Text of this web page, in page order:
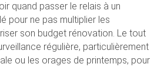
quand passer le relais à un
pour ne pas multiplier les
son budget rénovation. Le tout
régulière, particulièrement
ou les orages de printemps, pour